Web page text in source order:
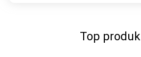
Top produk